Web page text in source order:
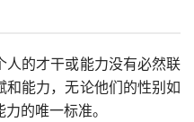
人的才干或能力没有必然联
和能力，无论他们的性别如
的唯一标准。